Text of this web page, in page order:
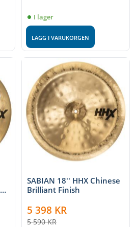
I lager
LÄGG I VARUKORGEN
SABIAN 18'' HHX Chinese
Brilliant Finish
5 398 KR
5 590KR